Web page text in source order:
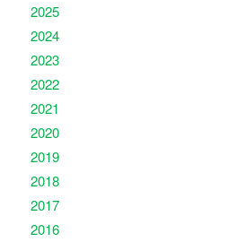
2025
2024
2023
2022
2021
2020
2019
2018
2017
2016